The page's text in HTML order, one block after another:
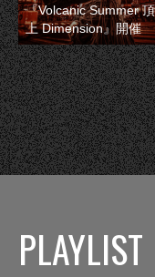
『Volcanic Summer 頂
上 Dimension』開催
PLAYLIST